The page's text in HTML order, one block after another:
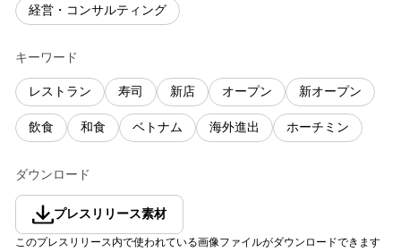
経営・コンサルティング
キーワード
レストラン 寿司 新店 オープン 新オープン
飲食 和食 ベトナム 海外進出 ホーチミン
ダウンロード
プレスリリース素材
このプレスリリース内で使われている画像ファイルがダウンロードできます